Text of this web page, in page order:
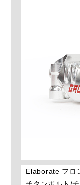
Elaborate フロ